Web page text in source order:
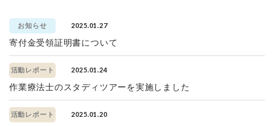
お知らせ 2025.01.27
寄付金受領証明書について
活動レポート 2025.01.24
作業療法士のスタディツアーを実施しました
活動レポート 2025.01.20